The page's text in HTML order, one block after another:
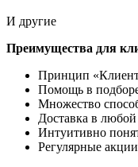
И другие
Преимущества для
Принцип «Клиент
Помощь в
Множество
Доставка в
Интуитивно
Регулярные